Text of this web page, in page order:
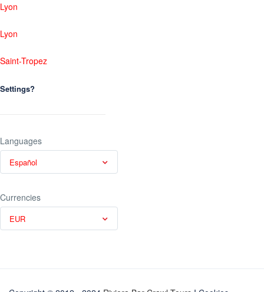
Lyon
Lyon
Saint-Tropez
Settings?
Languages
Español
Currencies
EUR